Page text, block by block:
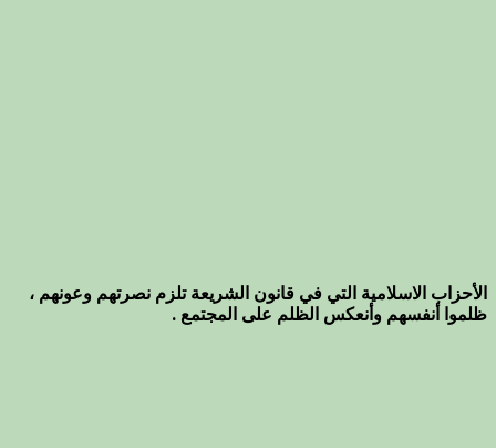
الأحزاب الاسلامية التي في قانون الشريعة تلزم نصرتهم وعونهم ،
ظلموا أنفسهم وأنعكس الظلم على المجتمع .